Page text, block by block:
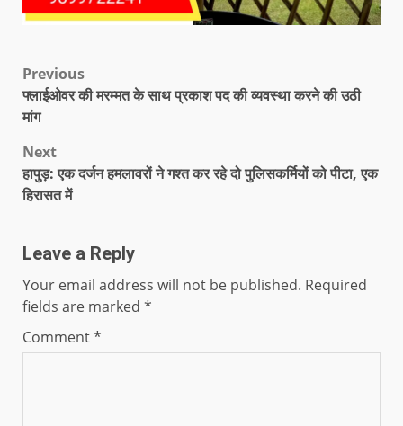
Previous
फ्लाईओवर की मरम्मत के साथ प्रकाश पद की व्यवस्था करने की उठी
मांग
Next
हापुड़: एक दर्जन हमलावरों ने गश्त कर रहे दो पुलिसकर्मियों को पीटा, एक
हिरासत में
Leave a Reply
Your email address will not be published. Required
fields are marked *
Comment*